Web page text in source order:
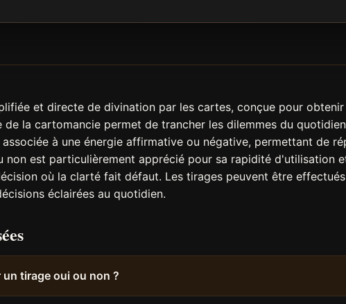
et directe de divination par les cartes, conçue pour
la cartomancie permet de trancher les dilemmes du
à une énergie affirmative ou négative, permettant de
non est particulièrement apprécié pour sa rapidité d'utilisation
où la clarté fait défaut. Les tirages peuvent être
éclairées au quotidien.
tirage oui ou non ?